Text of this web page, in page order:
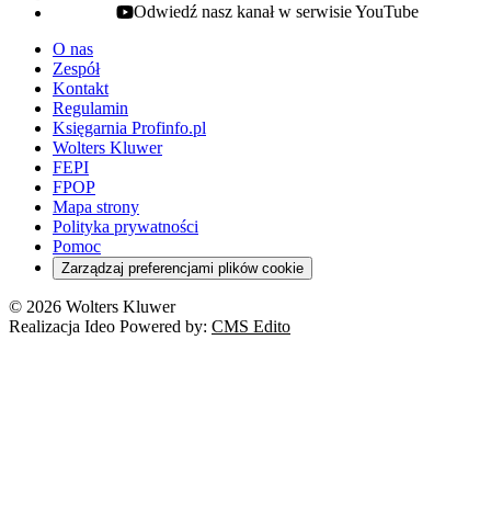
youtube - otwiera się w nowej karcie
Odwiedź nasz kanał w serwisie YouTube
O nas
Zespół
Kontakt
Regulamin
Księgarnia Profinfo.pl
Wolters Kluwer
FEPI
FPOP
Mapa strony
Polityka prywatności
Pomoc
Zarządzaj preferencjami plików cookie
© 2026 Wolters Kluwer
Realizacja Ideo Powered by: CMS Edito